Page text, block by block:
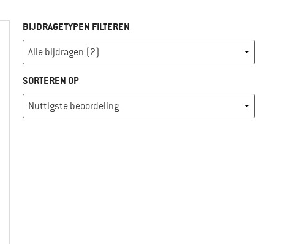
BIJDRAGETYPEN FILTEREN
SORTEREN OP